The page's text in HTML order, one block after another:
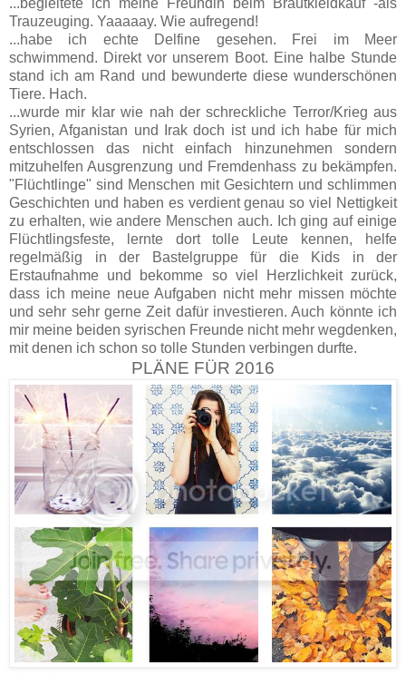
...begleitete ich meine Freundin beim Brautkleidkauf -als
Trauzeuging. Yaaaaay. Wie aufregend!
...habe ich echte Delfine gesehen. Frei im Meer
schwimmend. Direkt vor unserem Boot. Eine halbe Stunde
stand ich am Rand und bewunderte diese wunderschönen
Tiere. Hach.
...wurde mir klar wie nah der schreckliche Terror/Krieg aus
Syrien, Afganistan und Irak doch ist und ich habe für mich
entschlossen das nicht einfach hinzunehmen sondern
mitzuhelfen Ausgrenzung und Fremdenhass zu bekämpfen.
"Flüchtlinge" sind Menschen mit Gesichtern und schlimmen
Geschichten und haben es verdient genau so viel Nettigkeit
zu erhalten, wie andere Menschen auch. Ich ging auf einige
Flüchtlingsfeste, lernte dort tolle Leute kennen, helfe
regelmäßig in der Bastelgruppe für die Kids in der
Erstaufnahme und bekomme so viel Herzlichkeit zurück,
dass ich meine neue Aufgaben nicht mehr missen möchte
und sehr sehr gerne Zeit dafür investieren. Auch könnte ich
mir meine beiden syrischen Freunde nicht mehr wegdenken,
mit denen ich schon so tolle Stunden verbingen durfte.
PLÄNE FÜR 2016